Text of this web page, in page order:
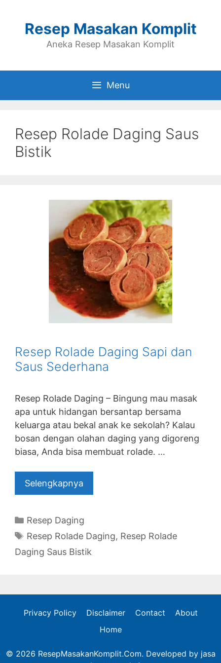
contentResep Masakan Komplit
Aneka Resep Masakan Komplit
Menu
Resep Rolade Daging Saus
Bistik
Resep Rolade Daging Sapi dan
Saus Sederhana
Resep Rolade Daging – Bingung mau masak
apa untuk hidangan bersantap bersama
keluarga atau bekal anak ke sekolah? Kalau
bosan dengan olahan daging yang digoreng
biasa, Anda bisa membuat rolade. …
Selengkapnya
Categories
Resep Daging
Tags
Resep Rolade Daging, Resep Rolade
Daging Saus Bistik
Privacy Policy Disclaimer Contact
About
Home
© 2026 ResepMasakanKomplit.Com. Developed by jasa